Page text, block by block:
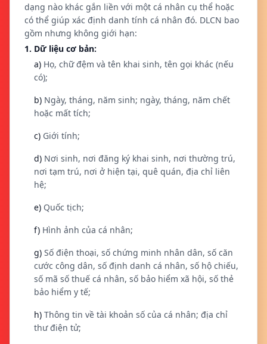
dạng nào khác gắn liền với một cá nhân cụ thể hoặc
có thể giúp xác định danh tính cá nhân đó. DLCN bao
gồm nhưng không giới hạn:
1. Dữ liệu cơ bản:
a) Họ, chữ đệm và tên khai sinh, tên gọi khác (nếu
có);
b) Ngày, tháng, năm sinh; ngày, tháng, năm chết
hoặc mất tích;
c) Giới tính;
d) Nơi sinh, nơi đăng ký khai sinh, nơi thường trú,
nơi tạm trú, nơi ở hiện tại, quê quán, địa chỉ liên
hệ;
e) Quốc tịch;
f) Hình ảnh của cá nhân;
g) Số điện thoại, số chứng minh nhân dân, số căn
cước công dân, số định danh cá nhân, số hộ chiếu,
số mã số thuế cá nhân, số bảo hiểm xã hội, số thẻ
bảo hiểm y tế;
h) Thông tin về tài khoản số của cá nhân; địa chỉ
thư điện tử;